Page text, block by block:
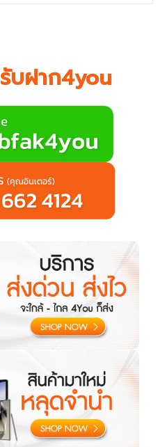
รับฝาก4you